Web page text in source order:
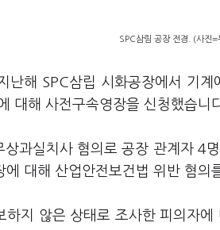
SPC삼림 공장 전경. (사진=
난해 SPC삼립 시화공장에서 기
대해 사전구속영장을 신청했습니
과실치사 혐의로 공장 관계자 4
대해 산업안전보건법 위반 혐의
하지 않은 상태로 조사한 피의자